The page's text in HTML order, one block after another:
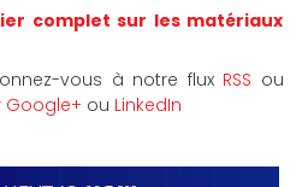
complet sur les matériaux
vous à notre flux RSS ou
Google+ ou LinkedIn